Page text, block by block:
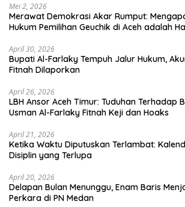
Mei 2, 2026
Merawat Demokrasi Akar Rumput:
April 30, 2026
Bupati Al-Farlaky Tempuh Jalur Hukum,
Fitnah Dilaporkan
April 26, 2026
LBH Ansor Aceh Timur: Tuduhan Terhadap
Usman Al-Farlaky Fitnah Keji dan Hoaks
April 21, 2026
Ketika Waktu Diputuskan Terlambat:
Disiplin yang Terlupa
April 20, 2026
Delapan Bulan Menunggu, Enam Baris
Perkara di PN Medan